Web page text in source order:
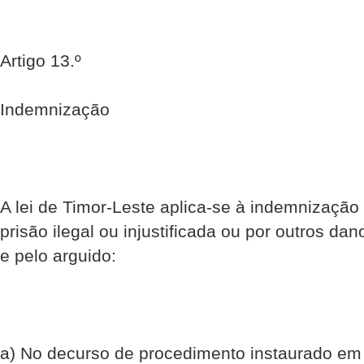
Artigo 13.º
Indemnização
A lei de Timor-Leste aplica-se à
prisão ilegal ou injustificada ou por outros
e pelo arguido:
a) No decurso de procedimento instaurado